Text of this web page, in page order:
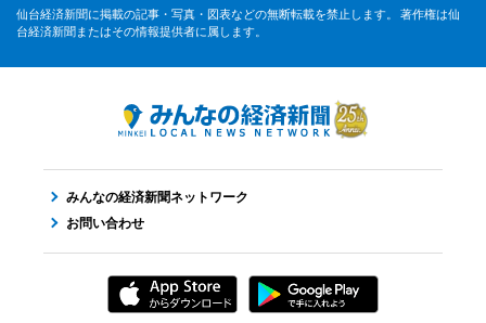
仙台経済新聞に掲載の記事・写真・図表などの無断転載を禁止します。 著作権は仙
台経済新聞またはその情報提供者に属します。
みんなの経済新聞ネットワーク
お問い合わせ